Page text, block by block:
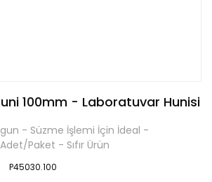
100mm - Laboratuvar Hunisi
- Süzme İşlemi İçin İdeal -
Paket - Sıfır Ürün
P45030.100